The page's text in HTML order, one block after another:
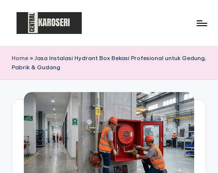
e
n
K
Home » Jasa Instalasi Hydrant Box Bekasi Profesional untuk Gedung,
Pabrik & Gudang